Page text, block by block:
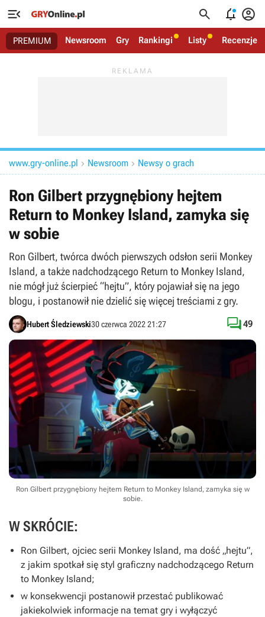
   
PREMIUM Newsroom Gry Rankingi Listy Recenzje
www.gry-online.pl  Newsroom  Newsy o grach
Ron Gilbert przygnębiony hejtem
Return to Monkey Island, zamyka się
w sobie
Ron Gilbert, twórca dwóch pierwszych odsłon serii Monkey
Island, a także nadchodzącego Return to Monkey Island,
nie mógł już ścierpieć “hejtu”, który pojawiał się na jego
blogu, i postanowił nie dzielić się więcej treściami z gry.
Hubert Śledziewski30 czerwca 2022 21:27 49
Ron Gilbert przygnębiony hejtem Return to Monkey Island, zamyka się w
sobie.
W SKRÓCIE:
Ron Gilbert, ojciec serii Monkey Island, ma dość „hejtu”,
z jakim spotkał się styl graficzny nadchodzącego Return
to Monkey Island;
w konsekwencji postanowił przestać publikować
jakiekolwiek informacje na temat gry i wyłączyć